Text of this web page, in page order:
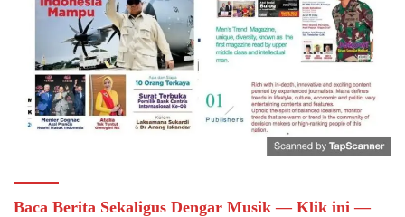
Baca Berita Sekaligus Dengar Musik — Klik ini —